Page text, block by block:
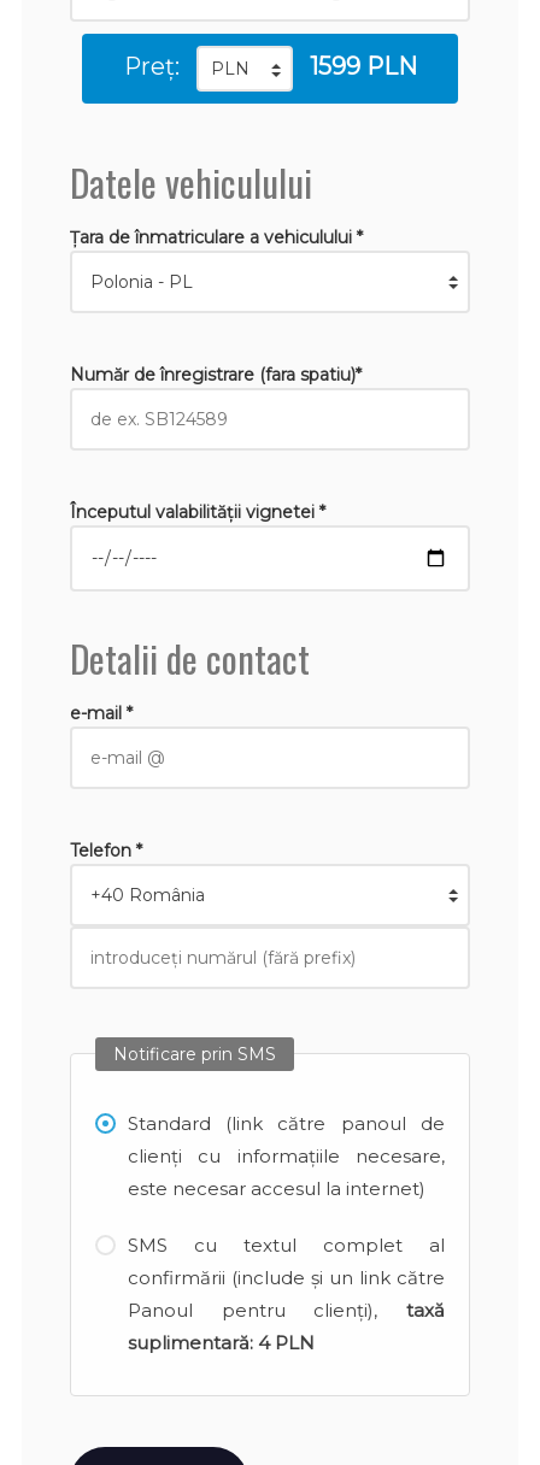
Preț: 1599 PLN
Datele vehiculului
Țara de înmatriculare a vehiculului *
Număr de înregistrare (fara spatiu)*
Începutul valabilităţii vignetei *
Detalii de contact
e-mail *
Telefon *
Notificare prin SMS
Standard (link către panoul de
clienți cu informațiile necesare,
este necesar accesul la internet)
SMS cu textul complet al
confirmării (include și un link către
Panoul pentru clienți), taxă
suplimentară: 4 PLN